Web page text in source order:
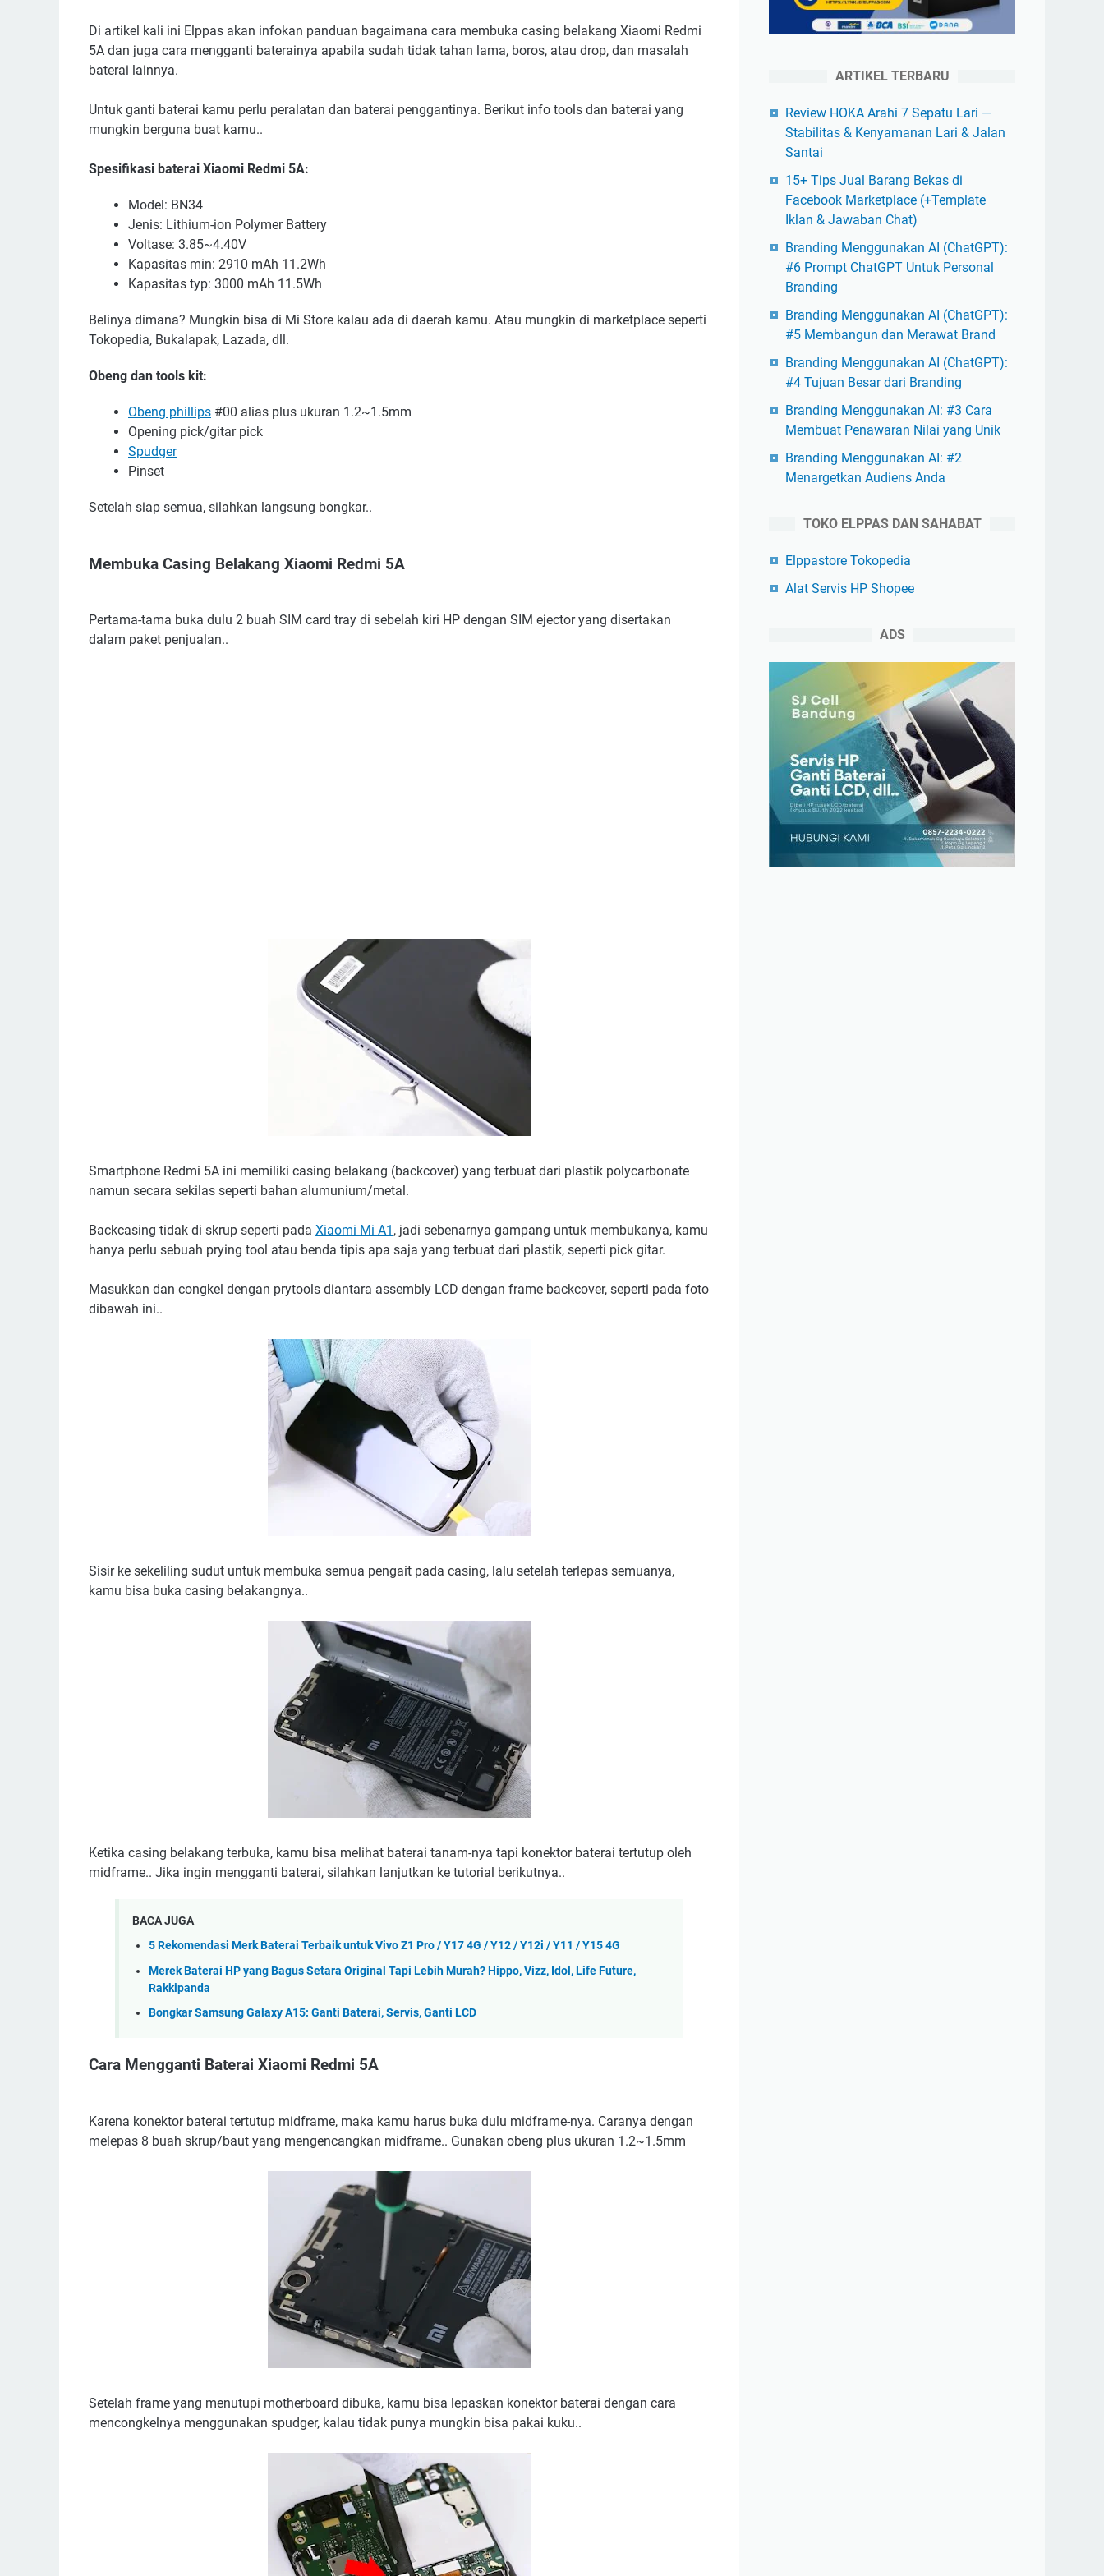
Di artikel kali ini Elppas akan infokan panduan bagaimana cara membuka casing belakang Xiaomi Redmi
5A dan juga cara mengganti baterainya apabila sudah tidak tahan lama, boros, atau drop, dan masalah
baterai lainnya.
Untuk ganti baterai kamu perlu peralatan dan baterai penggantinya. Berikut info tools dan baterai yang
mungkin berguna buat kamu..
Spesifikasi baterai Xiaomi Redmi 5A:
Model: BN34
Jenis: Lithium-ion Polymer Battery
Voltase: 3.85~4.40V
Kapasitas min: 2910 mAh 11.2Wh
Kapasitas typ: 3000 mAh 11.5Wh
Belinya dimana? Mungkin bisa di Mi Store kalau ada di daerah kamu. Atau mungkin di marketplace seperti
Tokopedia, Bukalapak, Lazada, dll.
Obeng dan tools kit:
Obeng phillips #00 alias plus ukuran 1.2~1.5mm
Opening pick/gitar pick
Spudger
Pinset
Setelah siap semua, silahkan langsung bongkar..
Membuka Casing Belakang Xiaomi Redmi 5A
Pertama-tama buka dulu 2 buah SIM card tray di sebelah kiri HP dengan SIM ejector yang disertakan
dalam paket penjualan..
Smartphone Redmi 5A ini memiliki casing belakang (backcover) yang terbuat dari plastik polycarbonate
namun secara sekilas seperti bahan alumunium/metal.
Backcasing tidak di skrup seperti pada Xiaomi Mi A1 , jadi sebenarnya gampang untuk membukanya, kamu
hanya perlu sebuah prying tool atau benda tipis apa saja yang terbuat dari plastik, seperti pick gitar.
Masukkan dan congkel dengan prytools diantara assembly LCD dengan frame backcover, seperti pada foto
dibawah ini..
Sisir ke sekeliling sudut untuk membuka semua pengait pada casing, lalu setelah terlepas semuanya,
kamu bisa buka casing belakangnya..
Ketika casing belakang terbuka, kamu bisa melihat baterai tanam-nya tapi konektor baterai tertutup oleh
midframe.. Jika ingin mengganti baterai, silahkan lanjutkan ke tutorial berikutnya..
BACA JUGA
5 Rekomendasi Merk Baterai Terbaik untuk Vivo Z1 Pro / Y17 4G / Y12 / Y12i / Y11 / Y15 4G
Merek Baterai HP yang Bagus Setara Original Tapi Lebih Murah? Hippo, Vizz, Idol, Life Future,
Rakkipanda
Bongkar Samsung Galaxy A15: Ganti Baterai, Servis, Ganti LCD
Cara Mengganti Baterai Xiaomi Redmi 5A
Karena konektor baterai tertutup midframe, maka kamu harus buka dulu midframe-nya. Caranya dengan
melepas 8 buah skrup/baut yang mengencangkan midframe.. Gunakan obeng plus ukuran 1.2~1.5mm
Setelah frame yang menutupi motherboard dibuka, kamu bisa lepaskan konektor baterai dengan cara
mencongkelnya menggunakan spudger, kalau tidak punya mungkin bisa pakai kuku..
ARTIKEL TERBARU
Review HOKA Arahi 7 Sepatu Lari —
Stabilitas & Kenyamanan Lari & Jalan
Santai
15+ Tips Jual Barang Bekas di
Facebook Marketplace (+Template
Iklan & Jawaban Chat)
Branding Menggunakan AI (ChatGPT):
#6 Prompt ChatGPT Untuk Personal
Branding
Branding Menggunakan AI (ChatGPT):
#5 Membangun dan Merawat Brand
Branding Menggunakan AI (ChatGPT):
#4 Tujuan Besar dari Branding
Branding Menggunakan AI: #3 Cara
Membuat Penawaran Nilai yang Unik
Branding Menggunakan AI: #2
Menargetkan Audiens Anda
TOKO ELPPAS DAN SAHABAT
Elppastore Tokopedia
Alat Servis HP Shopee
ADS